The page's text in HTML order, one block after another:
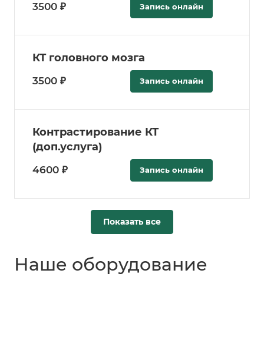
3500 ₽ Запись онлайн
КТ головного мозга
3500 ₽ Запись онлайн
Контрастирование КТ
(доп.услуга)
4600 ₽ Запись онлайн
Показать все
Наше оборудование